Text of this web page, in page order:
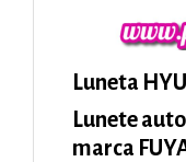
Luneta
Lunete
marca